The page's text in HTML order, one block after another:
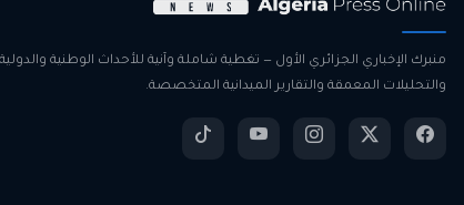
منبرك الإخباري الجزائري الأول — تغطية شاملة وآنية للأحداث الوطنية
والتحليلات المعمقة والتقارير الميدانية المتخصصة.